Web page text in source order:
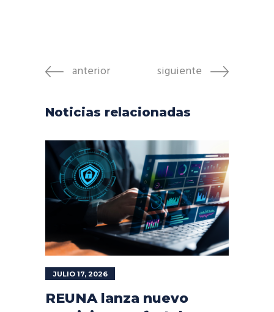
anterior siguiente
Noticias relacionadas
JULIO 17, 2026
REUNA lanza nuevo